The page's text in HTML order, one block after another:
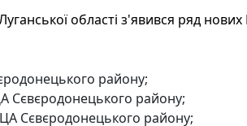
області з'явився ряд
району;
Сєвєродонецького району;
Сєвєродонецького району;